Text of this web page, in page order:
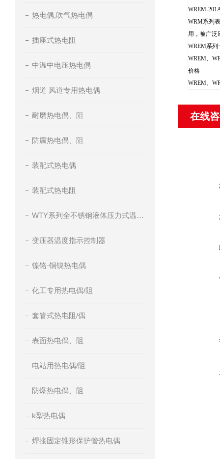
热电偶,吹气热电偶
插座式热电阻
中温中电压热电偶
烟道 风道专用热电偶
耐磨热电偶、阻
防腐热电偶、阻
装配式热电偶
装配式热电阻
WTY系列全不锈钢液体压力式温度计
变压器温度指示控制器
镍铬-铜镍热电偶
化工专用热电偶/阻
套管式热电阻/偶
表面热电偶、阻
电站用热电偶/阻
防爆热电偶、阻
k型热电偶
焊接固定锥形保护管热电偶
WREM-
WRM系列
用，被广泛
WREM系列
WREM、
价格
WREM、
在线